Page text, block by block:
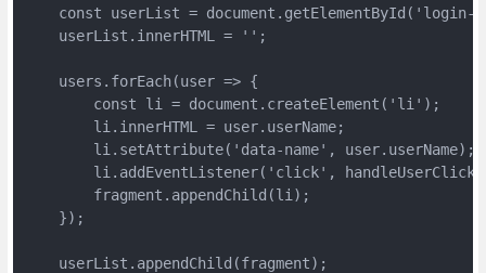
const userList = document.getElementById('login-
    userList.innerHTML = '';
    users.forEach(user => {
        const li = document.createElement('li');
        li.innerHTML = user.userName;
        li.setAttribute('data-name', user.userName);
li.addEventListener('click',
        fragment.appendChild(li);
    });
    userList.appendChild(fragment);